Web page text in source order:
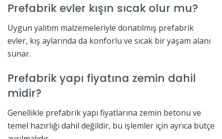
Prefabrik evler kışın sıcak olur mu?
Uygun yalıtım malzemeleriyle donatılmış prefabrik
evler, kış aylarında da konforlu ve sıcak bir yaşam alanı
sunar.
Prefabrik yapı fiyatına zemin dahil
midir?
Genellikle prefabrik yapı fiyatlarına zemin betonu ve
temel hazırlığı dahil değildir, bu işlemler için ayrıca bütçe